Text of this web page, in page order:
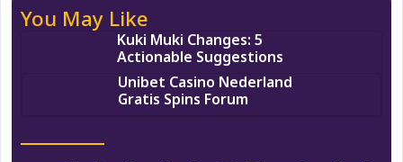
You May Like
Kuki Muki Changes: 5
Actionable Suggestions
Unibet Casino Nederland
Gratis Spins Forum